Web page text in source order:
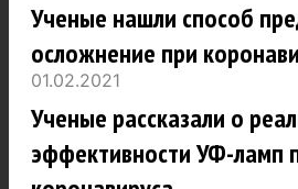
Ученые нашли способ
осложнение при
01.02.2021
Ученые рассказали о
эффективности УФ-ламп